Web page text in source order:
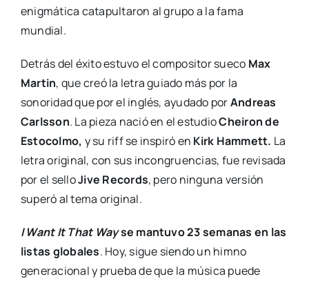
enigmática catapultaron al grupo a la fama
mundial.
Detrás del éxito estuvo el compositor sueco Max
Martin, que creó la letra guiado más por la
sonoridad que por el inglés, ayudado porAndreas
Carlsson. La pieza nació en el estudioCheiron de
Estocolmo, y su riff se inspiró en Kirk Hammett. La
letra original, con sus incongruencias, fue revisada
por el selloJive Records, pero ninguna versión
superó al tema original.
I Want It That Wayse mantuvo 23 semanas en las
listas globales. Hoy, sigue siendo un himno
generacional y prueba de que la música puede